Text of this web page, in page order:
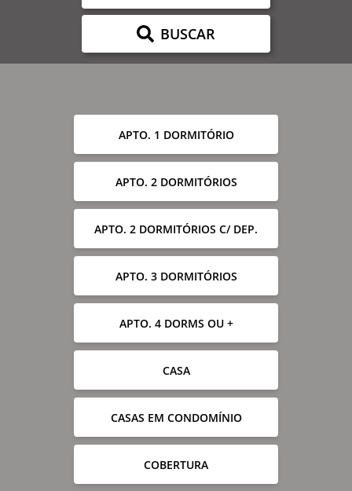
BUSCAR
APTO. 1 DORMITÓRIO
APTO. 2 DORMITÓRIOS
APTO. 2 DORMITÓRIOS C/ DEP.
APTO. 3 DORMITÓRIOS
APTO. 4 DORMS OU +
CASA
CASAS EM CONDOMÍNIO
COBERTURA